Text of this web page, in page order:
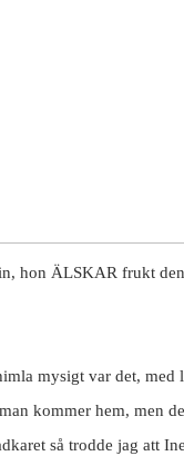
hon ÄLSKAR frukt
mysigt var det, med
kommer hem, men
så trodde jag att